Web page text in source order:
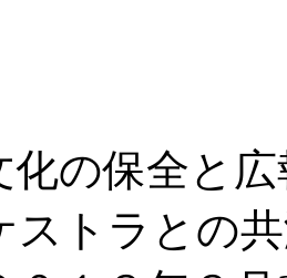
化の保全と
ストラとの